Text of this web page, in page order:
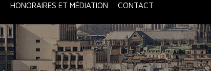
HONORAIRES ET MÉDIATION CONTACT